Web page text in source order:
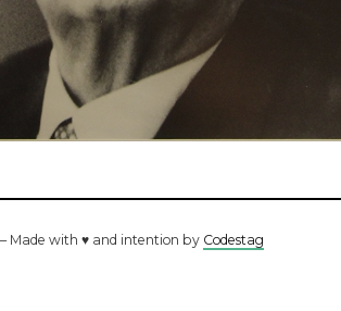
Made with ♥ and intention by Codestag